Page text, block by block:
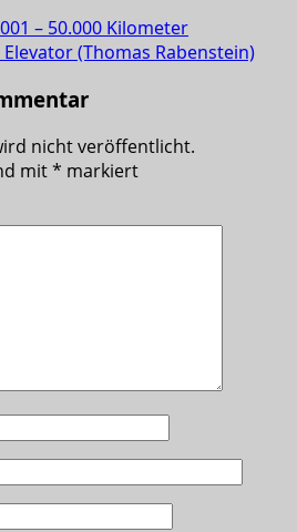
– 50.000 Kilometer
Elevator (Thomas Rabenstein)
nicht veröffentlicht.
mit* markiert